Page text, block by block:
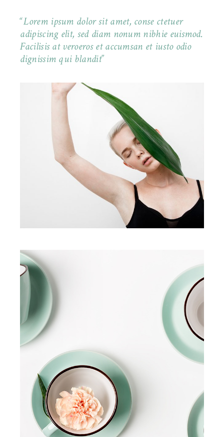
Lorem ipsum dolor sit amet, conse ctetuer
adipiscing elit, sed diam nonum nibhie euismod.
Facilisis at veroeros et accumsan et iusto odio
dignissim qui blandit